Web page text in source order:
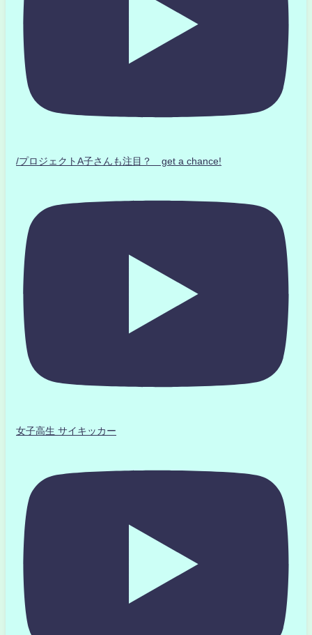
/プロジェクトA子さんも注目？ get a chance!
女子高生 サイキッカー